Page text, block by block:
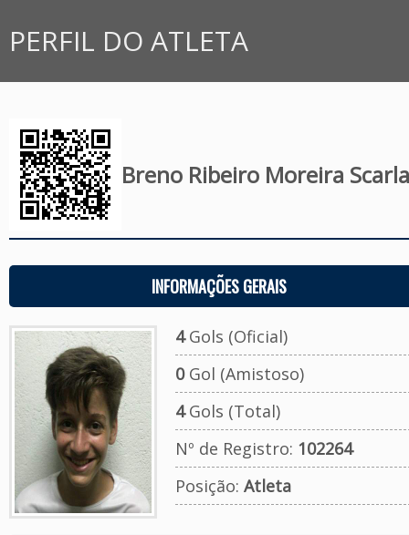
PERFIL DO ATLETA
Breno Ribeiro Moreira
INFORMAÇÕES GERAIS
4Gols (Oficial)
0Gol (Amistoso)
4Gols (Total)
Nº de Registro: 102264
Posição: Atleta